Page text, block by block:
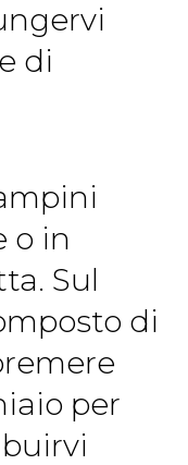
di
o in
Sul
di
per